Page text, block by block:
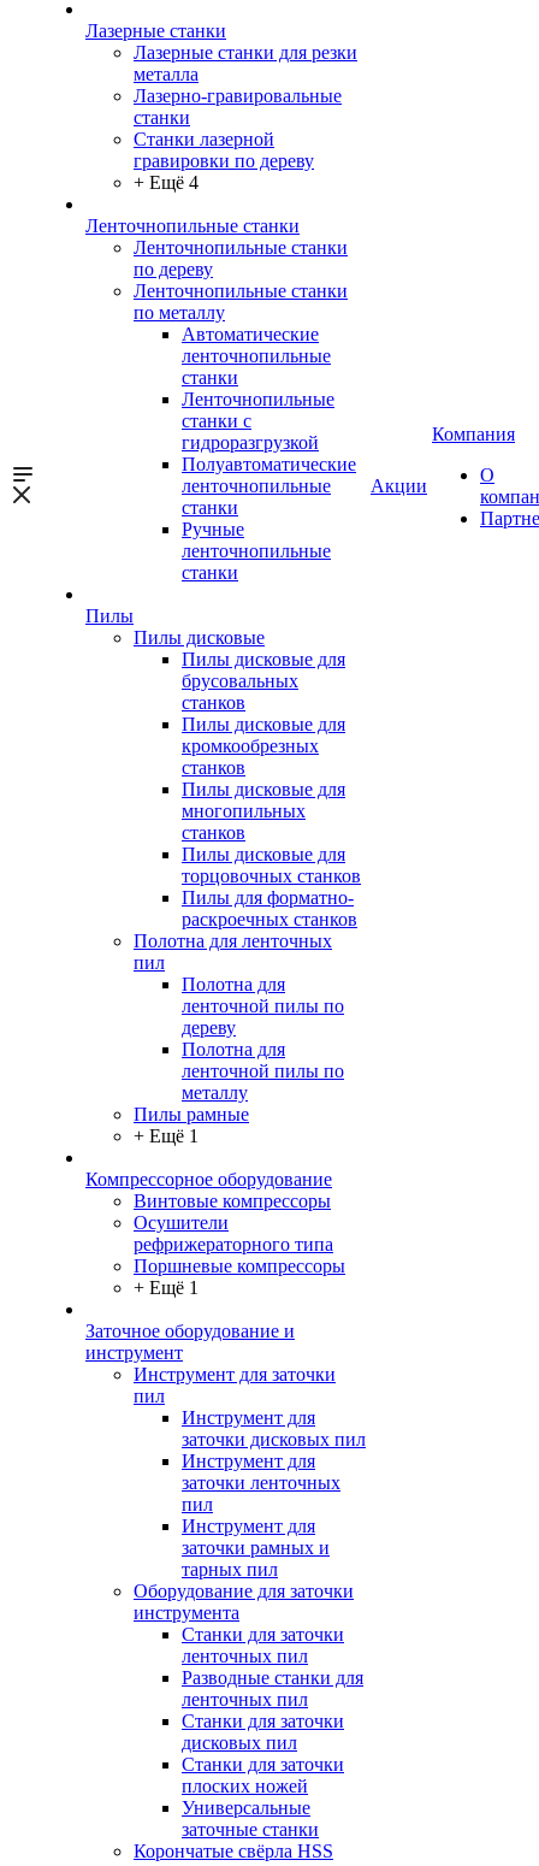
Лазерные станки
Лазерные станки для резки
металла
Лазерно-гравировальные
станки
Станки лазерной
гравировки по дереву
+ Ещё 4
Ленточнопильные станки
Ленточнопильные станки
по дереву
Ленточнопильные станки
по металлу
Автоматические
ленточнопильные
станки
Ленточнопильные
станки с
гидроразгрузкой
Полуавтоматические
ленточнопильные
станки
Ручные
ленточнопильные
станки
Пилы
Пилы дисковые
Пилы дисковые для
брусовальных
станков
Пилы дисковые для
кромкообрезных
станков
Пилы дисковые для
многопильных
станков
Пилы дисковые для
торцовочных станков
Пилы для форматно-
раскроечных станков
Полотна для ленточных
пил
Полотна для
ленточной пилы по
дереву
Полотна для
ленточной пилы по
металлу
Пилы рамные
+ Ещё 1
Компрессорное оборудование
Винтовые компрессоры
Осушители
рефрижераторного типа
Поршневые компрессоры
+ Ещё 1
Заточное оборудование и
инструмент
Инструмент для заточки
пил
Инструмент для
заточки дисковых пил
Инструмент для
заточки ленточных
пил
Инструмент для
заточки рамных и
тарных пил
Оборудование для заточки
инструмента
Станки для заточки
ленточных пил
Разводные станки для
ленточных пил
Станки для заточки
дисковых пил
Станки для заточки
плоских ножей
Универсальные
заточные станки
Корончатые свёрла HSS
Акции
Компания
О